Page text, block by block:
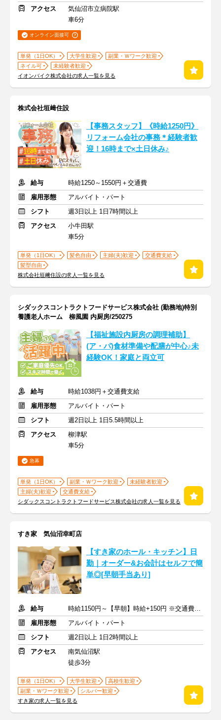
アクセス
気仙沼市立病院駅
車6分
オンライン面接可
単発（1日OK） 大学生歓迎
副業・Ｗワーク歓迎
ネイル可
未経験者歓迎
イオンバイク株式会社の求人一覧を見る
株式会社垣﨑住設
【事務スタッフ】《時給1250円》
リフォーム会社の事務＊経験者歓
迎！16時まで×土日休み♪
給与
時給1250～1550円＋交通費
雇用形態
アルバイト・パート
シフト
週3日以上 1日7時間以上
アクセス
小牛田駅
車5分
単発（1日OK） 髪色自由 主婦(夫)歓迎
交通費支給
髪型自由
株式会社垣﨑住設の求人一覧を見る
シダックスコントラクトフードサービス株式会社 (勤務地)特別
養護老人ホーム 柳風園 内厨房/250275
【福祉施設内厨房の調理補助】
(ア・パ)食材準備や配膳が中心♪未
経験OK！家庭と両立可
給与
時給1038円＋交通費支給
雇用形態
アルバイト・パート
シフト
週2日以上 1日5.5時間以上
アクセス
柳津駅
車5分
急募
単発（1日OK） 副業・Ｗワーク歓迎
未経験者歓迎
主婦(夫)歓迎
交通費支給
シダックスコントラクトフードサービス株式会社の求人一覧を見る
すき家 気仙沼幸町店
【すき家のホール・キッチン】日
勤｜オーダー&お会計はセルフで簡
単◎[早朝手当あり]
給与
時給1150円～【早朝】時給+150円 ※交通費支給
雇用形態
アルバイト・パート
シフト
週2日以上 1日2時間以上
アクセス
南気仙沼駅
徒歩3分
単発（1日OK） 大学生歓迎
高校生歓迎
副業・Ｗワーク歓迎
シルバー歓迎
すき家の求人一覧を見る